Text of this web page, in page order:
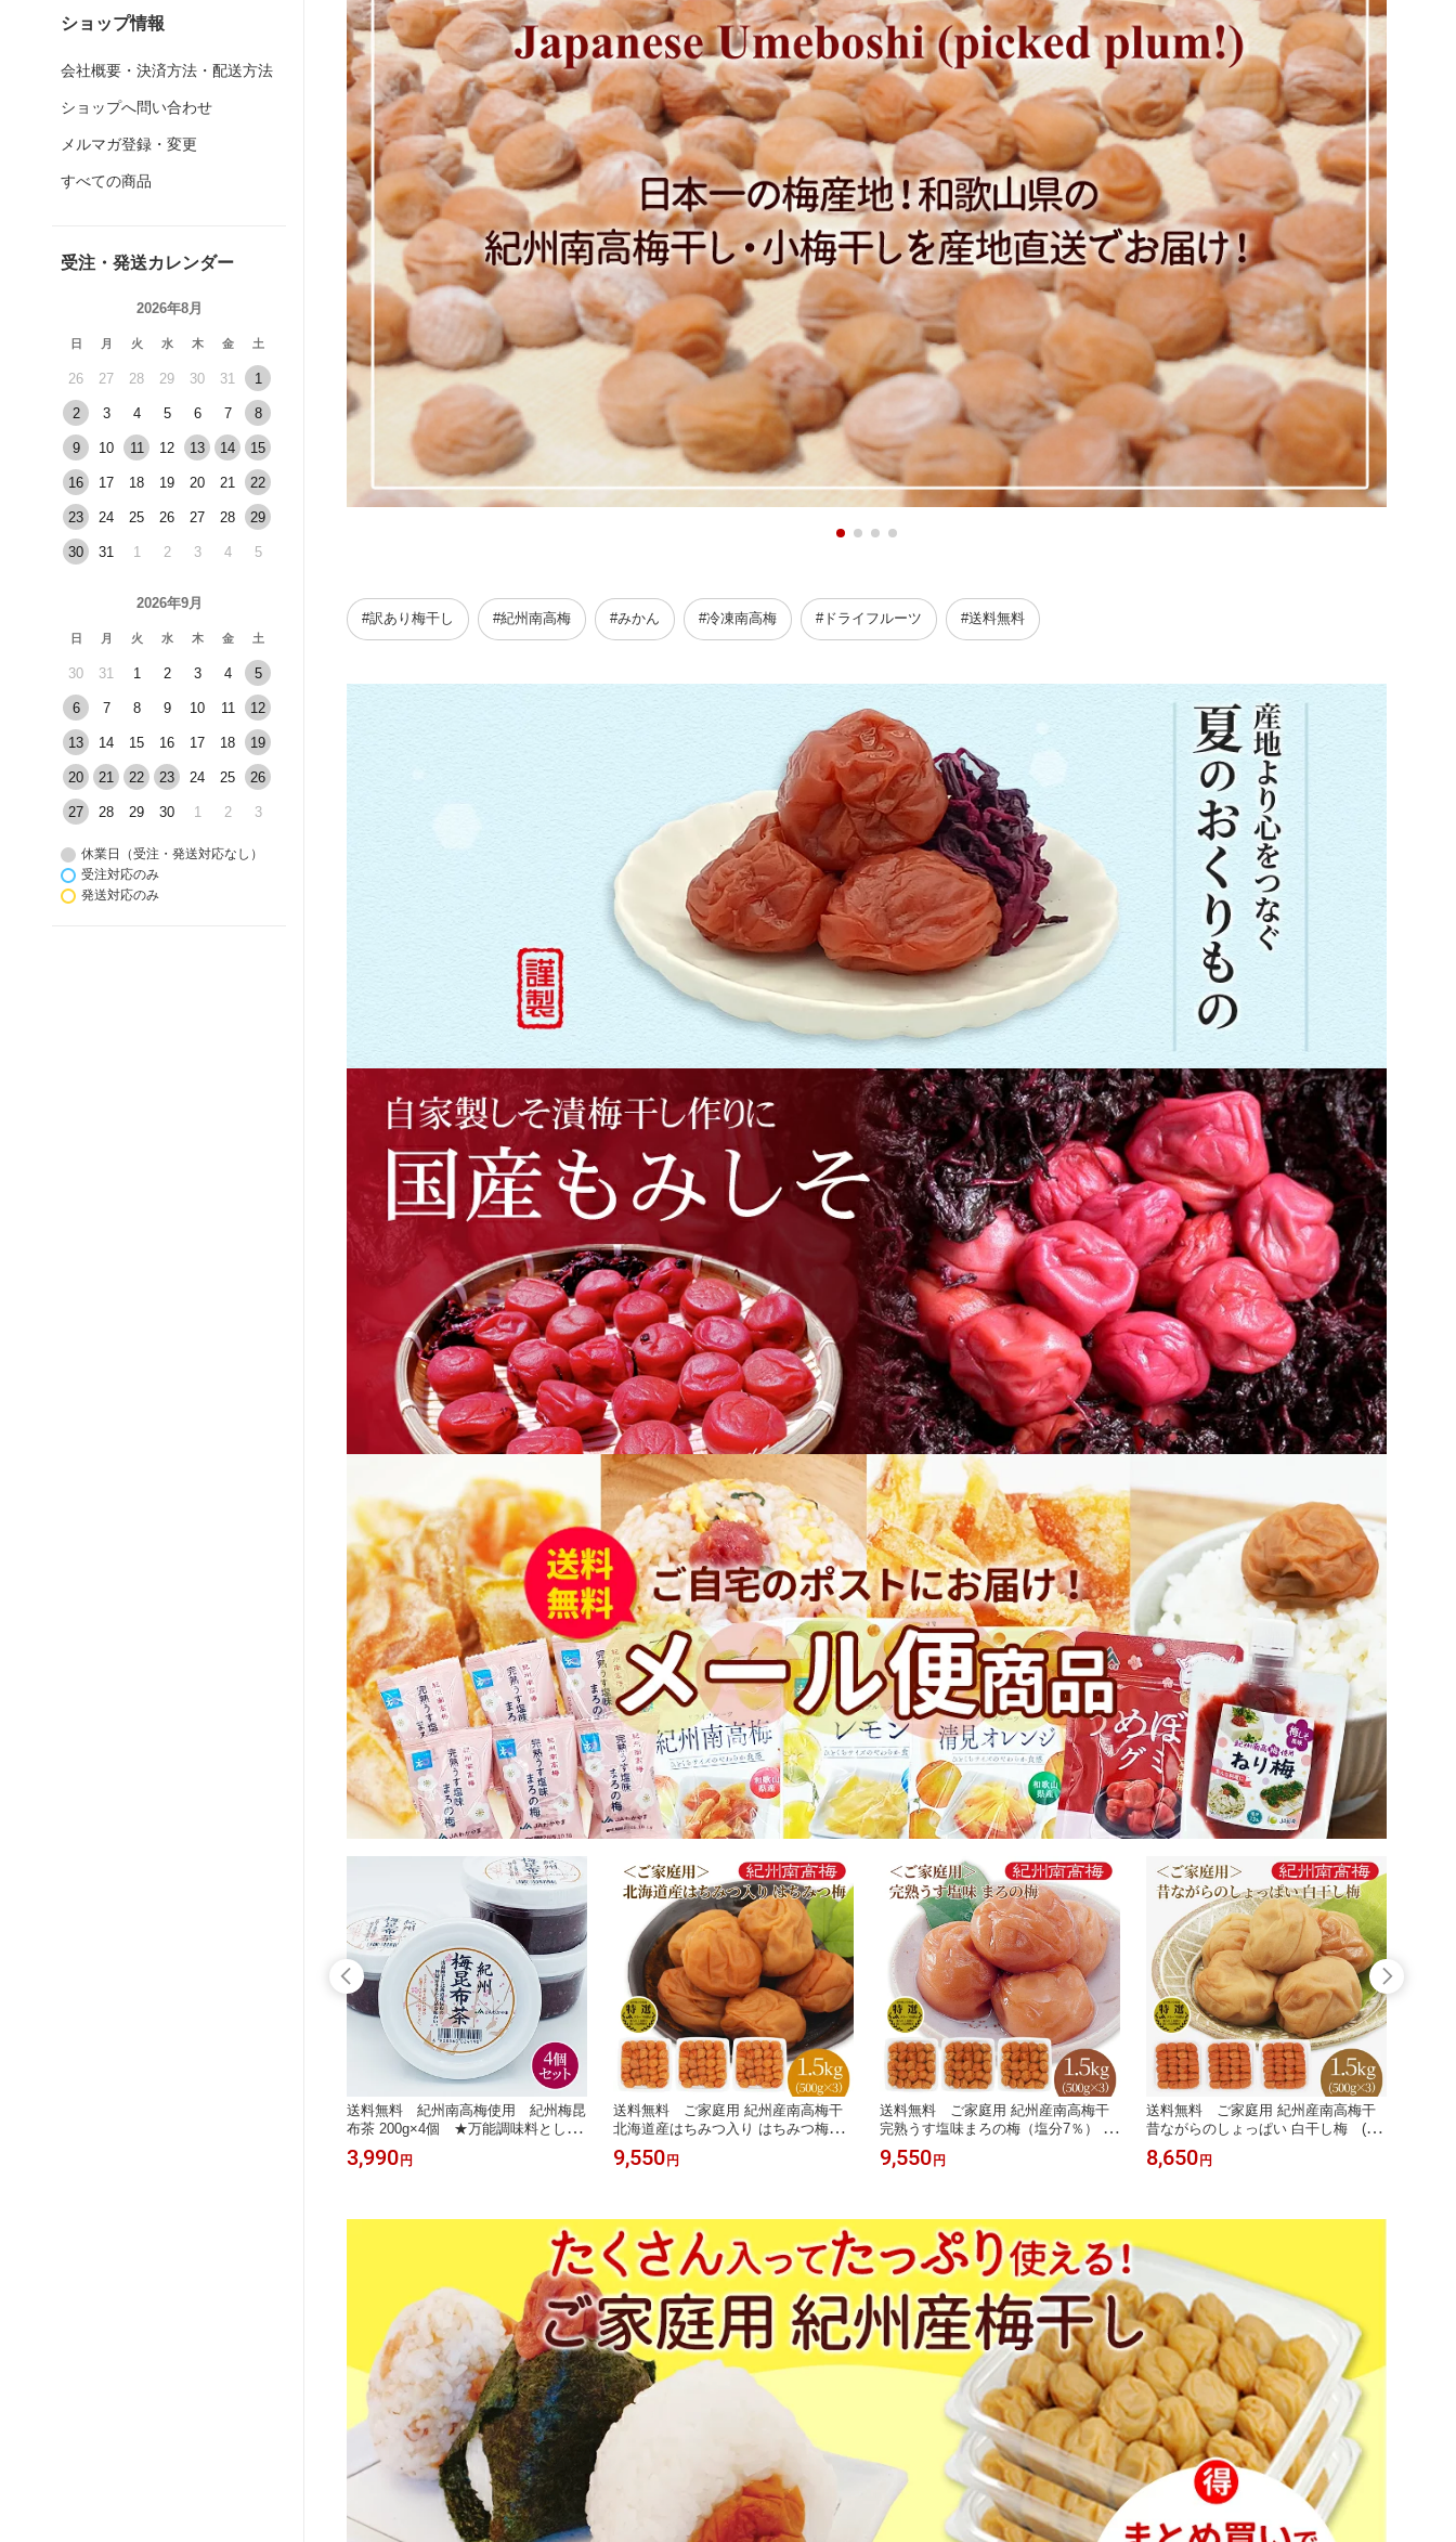
ショップ情報
会社概要・決済方法・配送方法
ショップへ問い合わせ
メルマガ登録・変更
すべての商品
受注・発送カレンダー
2026年8月
日 月 火 水 木 金 土
26 27 28 29 30 31 1
2 3 4 5 6 7 8
9 10 11 12 13 14 15
16 17 18 19 20 21 22
23 24 25 26 27 28 29
30 31 1 2 3 4 5
2026年9月
日 月 火 水 木 金 土
30 31 1 2 3 4 5
6 7 8 9 10 11 12
13 14 15 16 17 18 19
20 21 22 23 24 25 26
27 28 29 30 1 2 3
休業日（受注・発送対応なし）
受注対応のみ
発送対応のみ
#訳あり梅干し #紀州南高梅 #みかん #冷凍南高梅 #ドライフルーツ #送料無料
送料無料 紀州南高梅使用 紀州梅昆
布茶 200g×4個 ★万能調味料として
使えるペーストタイプの梅昆布茶★
梅肉 ねり梅 紀州南高梅 梅昆布
め買い
3,990 円
送料無料 ご家庭用 紀州産南高梅干
北海道産はちみつ入り はちみつ梅
(塩分4％) 500g×3パック おにぎ
り お弁当 グルメ お取り寄せ 漬
し 南高梅 JAわかやま JA紀南
9,550 円
送料無料 ご家庭用 紀州産南高梅干
完熟うす塩味まろの梅（塩分7％） 50
0g×3パック 大容量 業務用 紀州
南高梅 梅干し うめぼし 紀州産
Aわかやま JA紀南
9,550 円
送料無料 ご家庭用 紀州産南高梅干
昔ながらのしょっぱい 白干し梅 (塩
分22％) 500g×3パック お得 お買
い得 すっぱい 白梅干し お取り寄
し 梅干し JAわかやま JA紀南
8,650 円